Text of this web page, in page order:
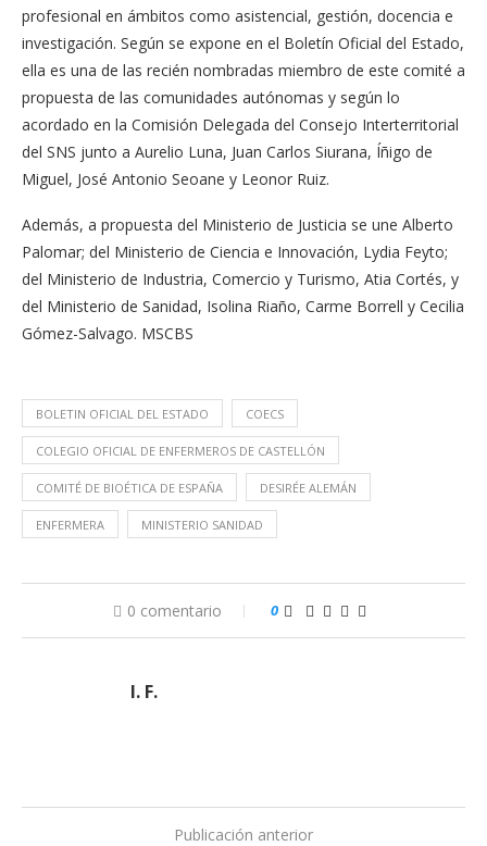
profesional en ámbitos como asistencial, gestión, docencia e
investigación. Según se expone en el Boletín Oficial del Estado,
ella es una de las recién nombradas miembro de este comité a
propuesta de las comunidades autónomas y según lo
acordado en la Comisión Delegada del Consejo Interterritorial
del SNS junto a Aurelio Luna, Juan Carlos Siurana, Íñigo de
Miguel, José Antonio Seoane y Leonor Ruiz.
Además, a propuesta del Ministerio de Justicia se une Alberto
Palomar; del Ministerio de Ciencia e Innovación, Lydia Feyto;
del Ministerio de Industria, Comercio y Turismo, Atia Cortés, y
del Ministerio de Sanidad, Isolina Riaño, Carme Borrell y Cecilia
Gómez-Salvago. MSCBS
BOLETIN OFICIAL DEL ESTADO COECS
COLEGIO OFICIAL DE ENFERMEROS DE CASTELLÓN
COMITÉ DE BIOÉTICA DE ESPAÑA DESIRÉE ALEMÁN
ENFERMERA MINISTERIO SANIDAD
0 comentario 0
I. F.
Publicación anterior